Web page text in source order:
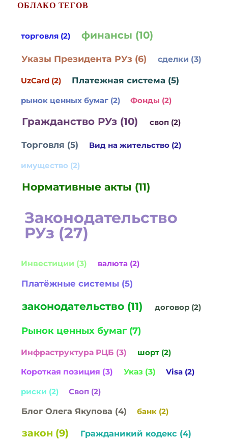
ОБЛАКО ТЕГОВ
торговля (2) финансы (10)
Указы Президента РУз (6) сделки (3)
UzCard (2) Платежная система (5)
рынок ценных бумаг (2) Фонды (2)
Гражданство РУз (10) своп (2)
Торговля (5) Вид на жительство (2)
имущество (2)
Нормативные акты (11)
Законодательство
РУз (27)
Инвестиции (3) валюта (2)
Платёжные системы (5)
законодательство (11) договор (2)
Рынок ценных бумаг (7)
Инфраструктура РЦБ (3) шорт (2)
Короткая позиция (3) Указ (3) Visa (2)
риски (2) Своп (2)
Блог Олега Якупова (4) банк (2)
закон (9) Гражданикий кодекс (4)